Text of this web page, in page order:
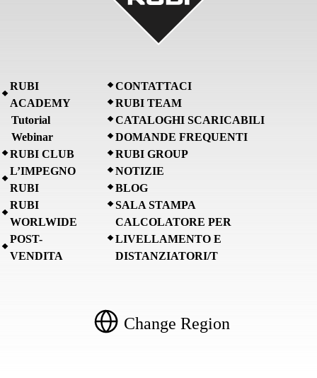
RUBI
ACADEMY
Tutorial
Webinar
RUBI CLUB
L’IMPEGNO
RUBI
RUBI
WORLWIDE
POST-
VENDITA
CONTATTACI
RUBI TEAM
CATALOGHI SCARICABILI
DOMANDE FREQUENTI
RUBI GROUP
NOTIZIE
BLOG
SALA STAMPA
CALCOLATORE PER
LIVELLAMENTO E
DISTANZIATORI/T
Change Region